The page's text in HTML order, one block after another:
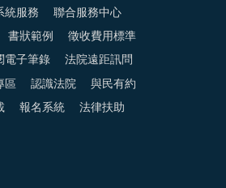
統服務 聯合服務中心
書狀範例 徵收費用標準
電子筆錄 法院遠距訊問
區 認識法院 與民有約
報名系統 法律扶助